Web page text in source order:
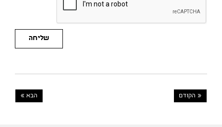
שליחה
« הקודם הבא »